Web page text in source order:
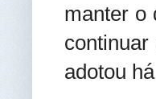
manter o
adotou